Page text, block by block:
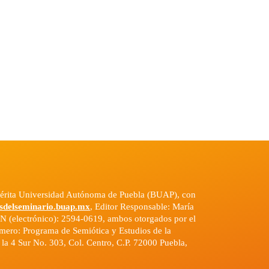
Universidad Autónoma de Puebla (BUAP), con
, Editor Responsable: María
(electrónico): 2594-0619, ambos otorgados por el
Programa de Semiótica y Estudios de la
4 Sur No. 303, Col. Centro, C.P. 72000 Puebla,